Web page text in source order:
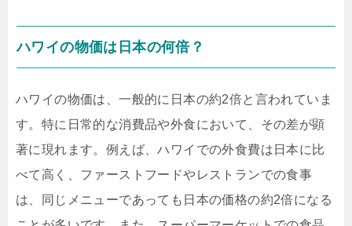
ハワイの物価は日本の何倍？
ハワイの物価は、一般的に日本の約2倍と言われていま
す。特に日常的な消費品や外食において、その差が顕
著に現れます。例えば、ハワイでの外食費は日本に比
べて高く、ファーストフードやレストランでの食事
は、同じメニューであっても日本の価格の約2倍になる